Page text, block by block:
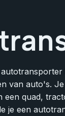
van auto's.
een quad,
je een